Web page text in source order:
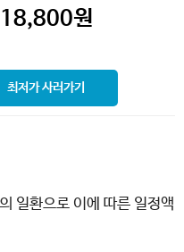
18,800원
최저가 사러가기
일환으로 이에 따른 일정액